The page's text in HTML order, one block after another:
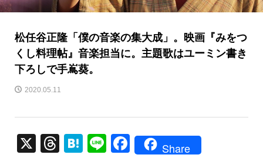
松任谷正隆「僕の音楽の集大成」。映画『みをつ
くし料理帖』音楽担当に。主題歌はユーミン書き
下ろしで手嶌葵。
2020.05.11
X
T
H
Li
F
Share